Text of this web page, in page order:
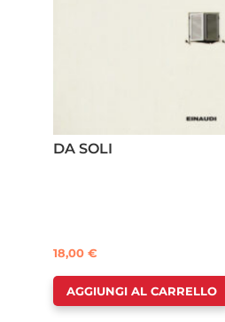
DA SOLI
18,00 €
AGGIUNGI AL CARRELLO